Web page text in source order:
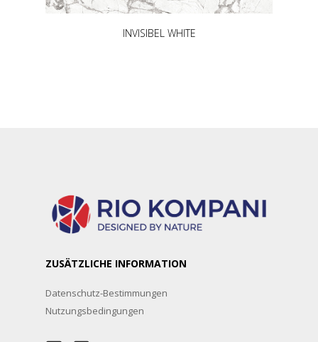
INVISIBEL WHITE
ZUSÄTZLICHE INFORMATION
Datenschutz-Bestimmungen
Nutzungsbedingungen